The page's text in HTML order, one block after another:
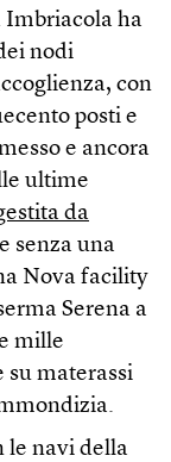
Imbriacola ha
nodi
con
posti e
e ancora
ultime
da
e senza una
Nova facility
Serena a
mille
su materassi
le navi della